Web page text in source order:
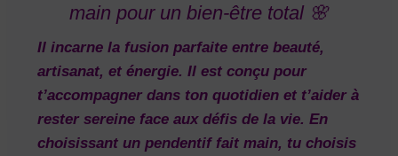
main pour un bien-être total 🌸
Il incarne la fusion parfaite entre beauté,
artisanat, et énergie. Il est conçu pour
t’accompagner dans ton quotidien et t’aider à
rester sereine face aux défis de la vie. En
choisissant un pendentif fait main, tu choisis